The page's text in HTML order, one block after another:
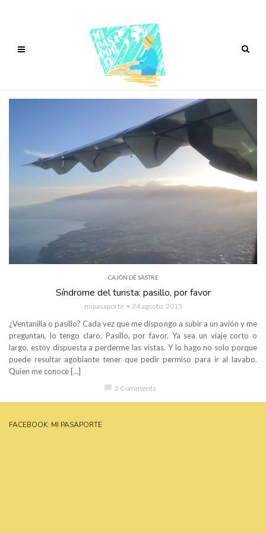
CAJÓN DE SASTRE
Síndrome del turista: pasillo, por favor
mipasaporte 24 agosto, 2015
¿Ventanilla o pasillo? Cada vez que me dispongo a subir a un avión y me
preguntan, lo tengo claro. Pasillo, por favor. Ya sea un viaje corto o
largo, estoy dispuesta a perderme las vistas. Y lo hago no solo porque
puede resultar agobiante tener que pedir permiso para ir al lavabo.
Quien me conoce […]
chat_bubble 2 Comments
FACEBOOK: MI PASAPORTE